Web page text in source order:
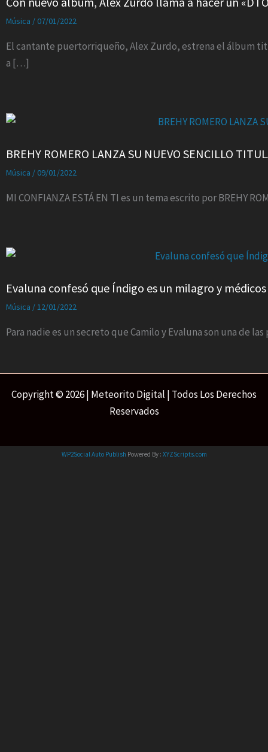
Música / 07/01/2022
El cantante puertorriqueño, Alex Zurdo, estrena el álbum
a […]
BREHY ROMERO LANZA SU NUEVO SENCILLO
Música / 09/01/2022
MI CONFIANZA ESTÁ EN TI es un tema escrito por BREHY
Evaluna confesó que Índigo es un milagro y
Música /12/01/2022
Para nadie es un secreto que Camilo y Evaluna son una de
Copyright © 2026 | Meteorito Digital | Todos Los Derechos
Reservados
WP2Social Auto Publish Powered By : XYZScripts.com